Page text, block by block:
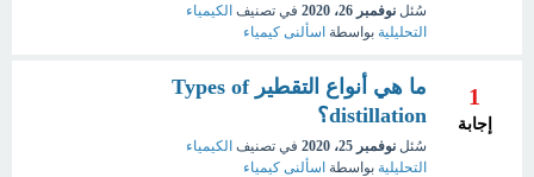
سُئل نوفمبر 26، 2020 في تصنيف الكيمياء
التحليلية بواسطة اسألنى كيمياء
1
إجابة
ما هي أنواع التقطير Types of
distillation؟
سُئل نوفمبر 25، 2020 في تصنيف الكيمياء
التحليلية بواسطة اسألنى كيمياء